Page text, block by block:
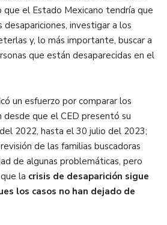
que el Estado Mexicano tendría que
desapariciones, investigar a los
y, lo más importante, buscar a
que están desaparecidas en el
un esfuerzo por comparar los
desde que el CED presentó su
2022, hasta el 30 julio del 2023;
de las familias buscadoras
de algunas problemáticas, pero
la crisis de desaparición sigue
los casos no han dejado de